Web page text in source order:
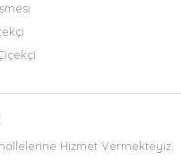
Hizmet Vermekteyiz.